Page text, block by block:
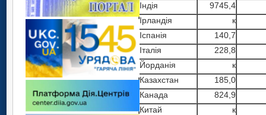
Iндiя
9745,4
Ірландія
к
Iспанiя
140,7
Iталiя
228,8
Йорданiя
к
Казахстан
185,0
Канада
824,9
Китай
к